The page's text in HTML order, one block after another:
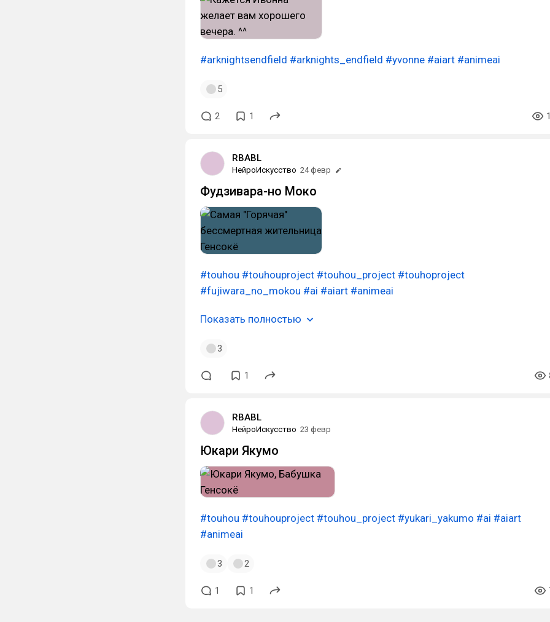
#arknightsendfield #arknights_endfield #yvonne #aiart #animeai
5
2 1
RBABL
НейроИскусство 24 февр
Фудзивара-но Моко
#touhou #touhouproject #touhou_project #touhoproject
#fujiwara_no_mokou #ai #aiart #animeai
Показать полностью
3
1
RBABL
НейроИскусство 23 февр
Юкари Якумо
#touhou #touhouproject #touhou_project #yukari_yakumo #ai #aiart
#animeai
3 2
1 1